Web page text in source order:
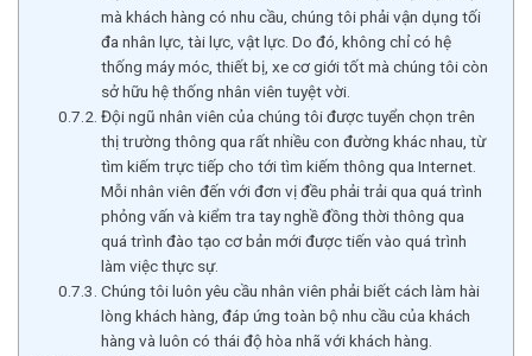
mà khách hàng có nhu cầu, chúng tôi phải vận dụng tối
đa nhân lực, tài lực, vật lực. Do đó, không chỉ có hệ
thống máy móc, thiết bị, xe cơ giới tốt mà chúng tôi còn
sở hữu hệ thống nhân viên tuyệt vời.
Đội ngũ nhân viên của chúng tôi được tuyển chọn trên
thị trường thông qua rất nhiều con đường khác nhau, từ
tìm kiếm trực tiếp cho tới tìm kiếm thông qua Internet.
Mỗi nhân viên đến với đơn vị đều phải trải qua quá trình
phỏng vấn và kiểm tra tay nghề đồng thời thông qua
quá trình đào tạo cơ bản mới được tiến vào quá trình
làm việc thực sự.
Chúng tôi luôn yêu cầu nhân viên phải biết cách làm hài
lòng khách hàng, đáp ứng toàn bộ nhu cầu của khách
hàng và luôn có thái độ hòa nhã với khách hàng.